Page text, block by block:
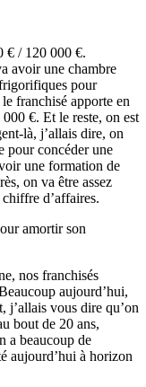
€ / 120 000 €.
avoir une chambre
pour
franchisé apporte en
€. Et le reste, on est
là, j’allais dire, on
pour concéder une
une formation de
on va être assez
d’affaires.
amortir son
nos franchisés
aujourd’hui,
j’allais vous dire qu’on
bout de 20 ans,
a beaucoup de
aujourd’hui à horizon